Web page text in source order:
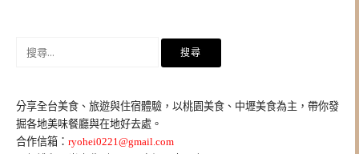
字:
分享全台美食、旅遊與住宿體驗，以桃園美食、中壢美食為主，帶你發
掘各地美味餐廳與在地好去處。
合作信箱： ryohei0221@gmail.com